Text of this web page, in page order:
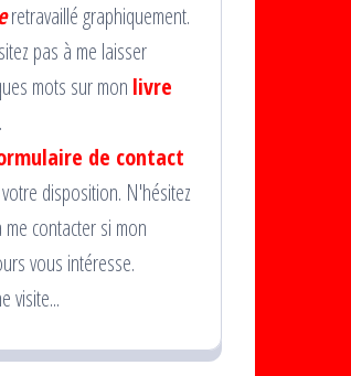
retravaillé graphiquement.
pas à me laisser
mots sur mon livre
.
de contact
disposition. N'hésitez
me contacter si mon
vous intéresse.
visite...